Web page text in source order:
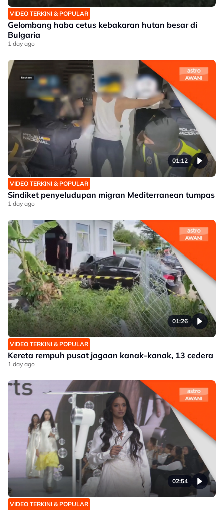
VIDEO TERKINI & POPULAR
Gelombang haba cetus kebakaran hutan besar di
Bulgaria
1 day ago
01:12
VIDEO TERKINI & POPULAR
Sindiket penyeludupan migran Mediterranean tumpas
1 day ago
01:26
VIDEO TERKINI & POPULAR
Kereta rempuh pusat jagaan kanak-kanak, 13 cedera
1 day ago
02:54
VIDEO TERKINI & POPULAR